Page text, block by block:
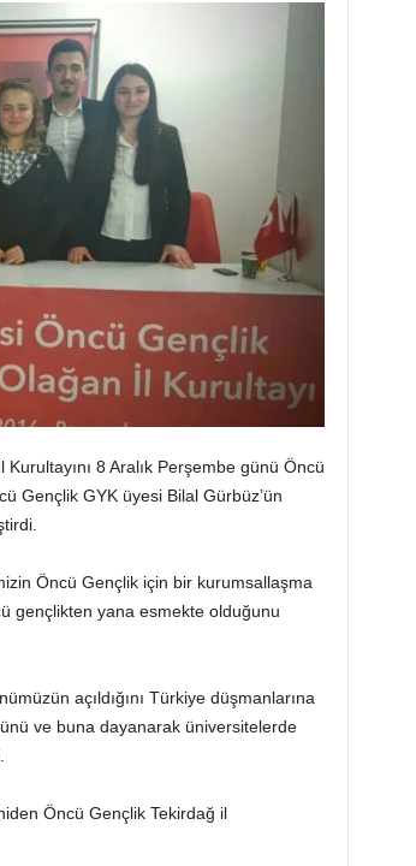
8 Aralık Perşembe günü Öncü
Gençlik GYK üyesi Bilal Gürbüz’ün
Öncü Gençlik için bir kurumsallaşma
gençlikten yana esmekte olduğunu
açıldığını Türkiye düşmanlarına
ve buna dayanarak üniversitelerde
Öncü Gençlik Tekirdağ il